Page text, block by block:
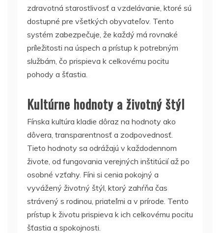
zdravotná starostlivosť a vzdelávanie, ktoré sú
dostupné pre všetkých obyvateľov. Tento
systém zabezpečuje, že každý má rovnaké
príležitosti na úspech a prístup k potrebným
službám, čo prispieva k celkovému pocitu
pohody a šťastia.
Kultúrne hodnoty a životný štýl
Fínska kultúra kladie dôraz na hodnoty ako
dôvera, transparentnosť a zodpovednosť.
Tieto hodnoty sa odrážajú v každodennom
živote, od fungovania verejných inštitúcií až po
osobné vzťahy. Fíni si cenia pokojný a
vyvážený životný štýl, ktorý zahŕňa čas
strávený s rodinou, priateľmi a v prírode. Tento
prístup k životu prispieva k ich celkovému pocitu
šťastia a spokojnosti.